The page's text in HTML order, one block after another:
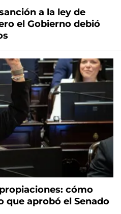
a la ley de
el Gobierno debió
cómo
que aprobó el Senado